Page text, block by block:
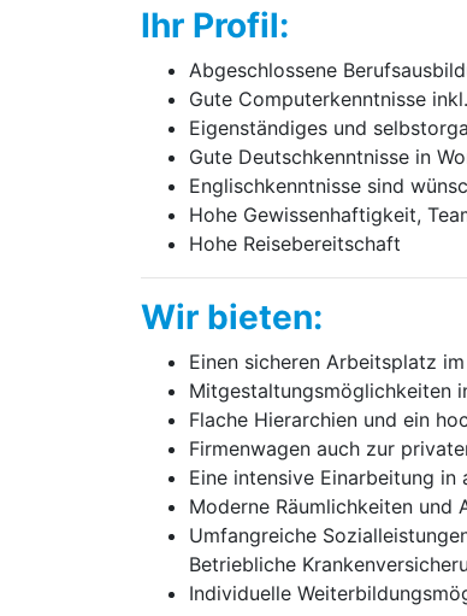
Ihr Profil:
Abgeschlossene
Gute Computerkenntnisse
Eigenständiges und
Gute Deutschkenntnisse in
Englischkenntnisse sind
Hohe Gewissenhaftigkeit,
Hohe Reisebereitschaft
Wir bieten:
Einen sicheren Arbeitsplatz
Mitgestaltungsmöglichkeiten
Flache Hierarchien und ein
Firmenwagen auch zur
Eine intensive Einarbeitung
Moderne Räumlichkeiten und
Umfangreiche
Betriebliche
Individuelle